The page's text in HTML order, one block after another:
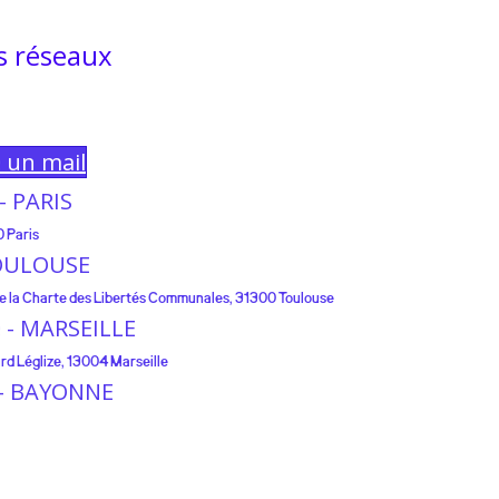
réseaux
un mail
Paris
la Charte des Libertés Communales, 31300 Toulouse
MARSEILLE
Léglize, 13004 Marseille